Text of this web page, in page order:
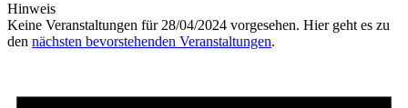
Hinweis
Keine Veranstaltungen für 28/04/2024 vorgesehen. Hier geht es zu
den nächsten bevorstehenden Veranstaltungen.